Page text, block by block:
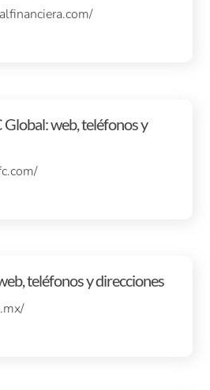
web, teléfonos y
teléfonos y direcciones